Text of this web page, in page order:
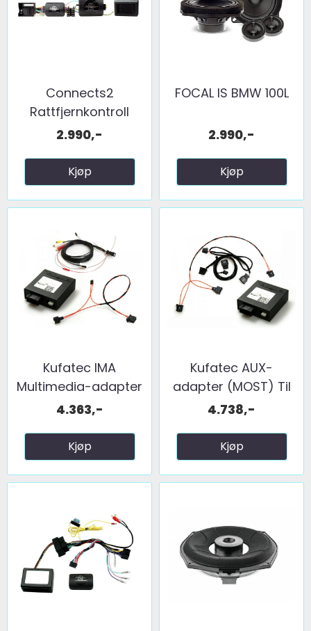
Connects2
Rattfjernkontroll
interface ...
2.990,-
Kjøp
FOCAL IS BMW 100L
2.990,-
Kjøp
Kufatec IMA
Multimedia-adapter
BMW ...
4.363,-
Kjøp
Kufatec AUX-
adapter (MOST) Til
BMW ...
4.738,-
Kjøp